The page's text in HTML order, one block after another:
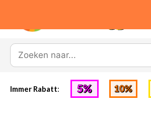
Immer Rabatt: